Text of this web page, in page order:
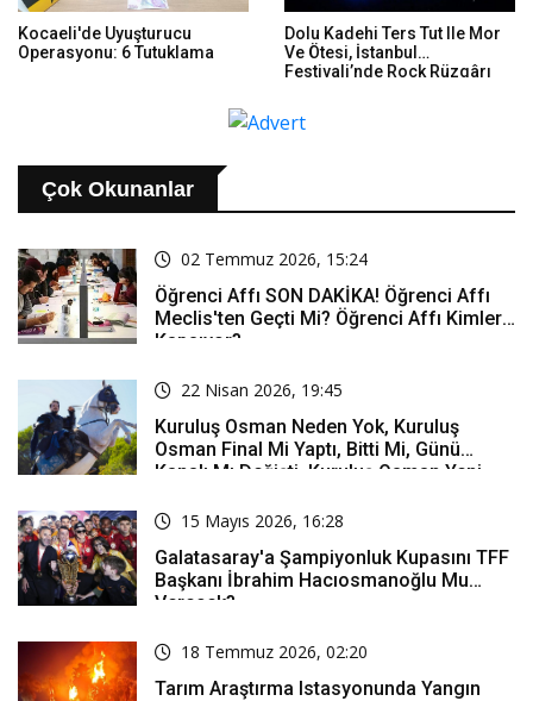
Kocaeli'de Uyuşturucu
Operasyonu: 6 Tutuklama
Dolu Kadehi Ters Tut Ile Mor
Ve Ötesi, İstanbul
Festivali’nde Rock Rüzgârı
Çok Okunanlar
02 Temmuz 2026, 15:24
Öğrenci Affı SON DAKİKA! Öğrenci Affı
Meclis'ten Geçti Mi? Öğrenci Affı Kimleri
Kapsıyor?
22 Nisan 2026, 19:45
Kuruluş Osman Neden Yok, Kuruluş
Osman Final Mi Yaptı, Bitti Mi, Günü
Kanalı Mı Değişti, Kuruluş Osman Yeni
15 Mayıs 2026, 16:28
Galatasaray'a Şampiyonluk Kupasını TFF
Başkanı İbrahim Hacıosmanoğlu Mu
Verecek?
18 Temmuz 2026, 02:20
Tarım Araştırma Istasyonunda Yangın